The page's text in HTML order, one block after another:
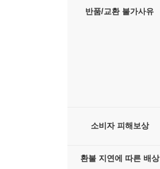
반품/교환 불가사유
소비자 피해보상
환불 지연에 따른 배상